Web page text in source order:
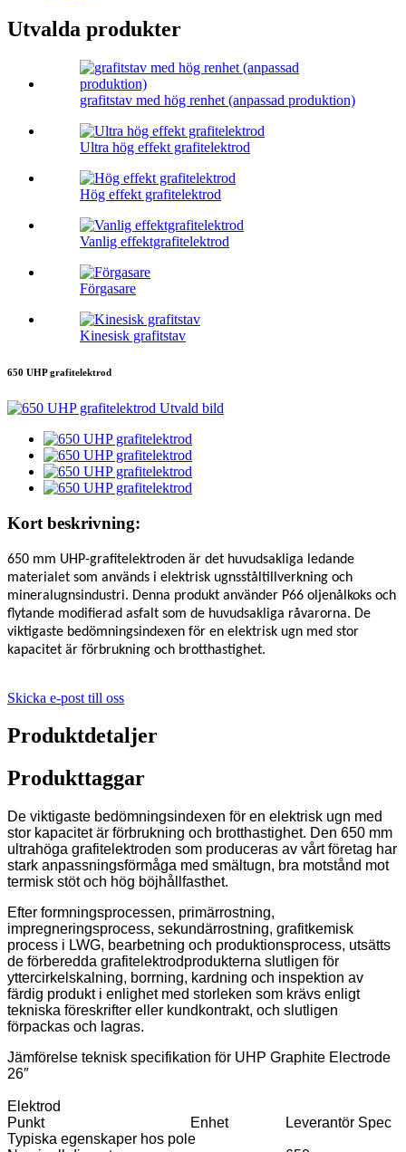
Utvalda produkter
grafitstav med hög renhet (anpassad produktion)
Ultra hög effekt grafitelektrod
Hög effekt grafitelektrod
Vanlig effektgrafitelektrod
Förgasare
Kinesisk grafitstav
650 UHP grafitelektrod
Kort beskrivning:
650 mm UHP-grafitelektroden är det huvudsakliga ledande
materialet som används i elektrisk ugnsståltillverkning och
mineralugnsindustri. Denna produkt använder P66 oljenålkoks och
flytande modifierad asfalt som de huvudsakliga råvarorna. De
viktigaste bedömningsindexen för en elektrisk ugn med stor
kapacitet är förbrukning och brotthastighet.
Skicka e-post till oss
Produktdetaljer
Produkttaggar
De viktigaste bedömningsindexen för en elektrisk ugn med
stor kapacitet är förbrukning och brotthastighet. Den 650 mm
ultrahöga grafitelektroden som produceras av vårt företag har
stark anpassningsförmåga med smältugn, bra motstånd mot
termisk stöt och hög böjhållfasthet.
Efter formningsprocessen, primärrostning,
impregneringsprocess, sekundärrostning, grafitkemisk
process i LWG, bearbetning och produktionsprocess, utsätts
de förberedda grafitelektrodprodukterna slutligen för
yttercirkelskalning, borrning, kardning och inspektion av
färdig produkt i enlighet med storleken som krävs enligt
tekniska föreskrifter eller kundkontrakt, och slutligen
förpackas och lagras.
Jämförelse teknisk specifikation för UHP Graphite Electrode
26″
Elektrod
Punkt
Enhet
Leverantör Spec
Typiska egenskaper hos pole